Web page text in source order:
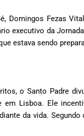
Domingos Fezas
executivo da
estava sendo
o Santo Padre
em Lisboa. Ele
da vida.